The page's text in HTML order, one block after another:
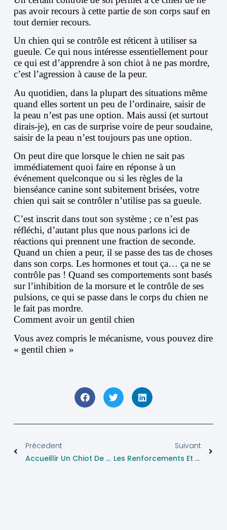
pas avoir recours à cette partie de son corps sauf en
tout dernier recours.
Un chien qui se contrôle est réticent à utiliser sa
gueule. Ce qui nous intéresse essentiellement pour
ce qui est d’apprendre à son chiot à ne pas mordre,
c’est l’agression à cause de la peur.
Au quotidien, dans la plupart des situations même
quand elles sortent un peu de l’ordinaire, saisir de
la peau n’est pas une option. Mais aussi (et surtout
dirais-je), en cas de surprise voire de peur soudaine,
saisir de la peau n’est toujours pas une option.
On peut dire que lorsque le chien ne sait pas
immédiatement quoi faire en réponse à un
événement quelconque ou si les règles de la
bienséance canine sont subitement brisées, votre
chien qui sait se contrôler n’utilise pas sa gueule.
C’est inscrit dans tout son système ; ce n’est pas
réfléchi, d’autant plus que nous parlons ici de
réactions qui prennent une fraction de seconde.
Quand un chien a peur, il se passe des tas de choses
dans son corps. Les hormones et tout ça… ça ne se
contrôle pas ! Quand ses comportements sont basés
sur l’inhibition de la morsure et le contrôle de ses
pulsions, ce qui se passe dans le corps du chien ne
le fait pas mordre.
Comment avoir un gentil chien
Vous avez compris le mécanisme, vous pouvez dire
« gentil chien »
Précedent
Accueillir Un Chiot De Deux Mois Chez Soi
Suivant
Les Renforcements Et Punitions